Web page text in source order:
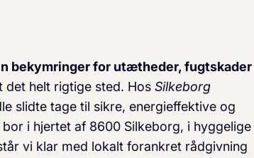
bekymringer for utætheder, fugtskader
det helt rigtige sted. Hos Silkeborg
slidte tage til sikre, energieffektive og
i hjertet af 8600 Silkeborg, i hyggelige
vi klar med lokalt forankret rådgivning